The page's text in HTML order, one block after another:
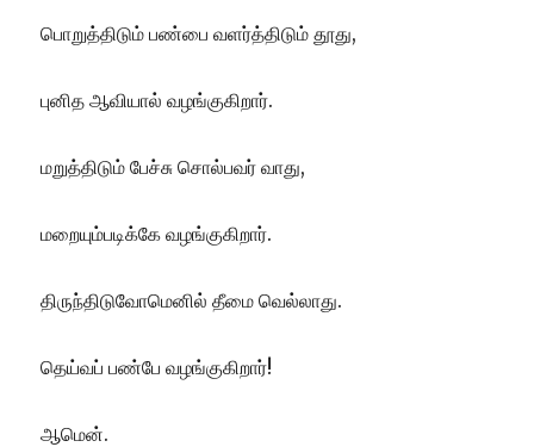
பொறுத்திடும் பண்பை வளர்த்திடும் தூது,
புனித ஆவியால் வழங்குகிறார்.
மறுத்திடும் பேச்சு சொல்பவர் வாது,
மறையும்படிக்கே வழங்குகிறார்.
திருந்திடுவோமெனில் தீமை வெல்லாது.
தெய்வப் பண்பே வழங்குகிறார்!
ஆமென்.